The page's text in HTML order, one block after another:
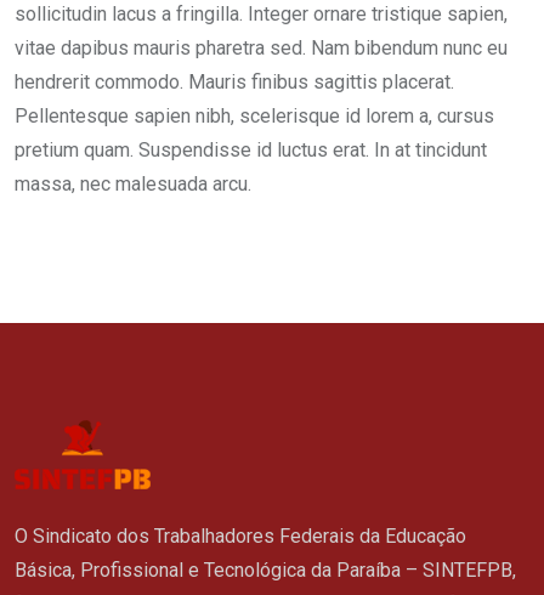
sollicitudin lacus a fringilla. Integer ornare tristique sapien,
vitae dapibus mauris pharetra sed. Nam bibendum nunc eu
hendrerit commodo. Mauris finibus sagittis placerat.
Pellentesque sapien nibh, scelerisque id lorem a, cursus
pretium quam. Suspendisse id luctus erat. In at tincidunt
massa, nec malesuada arcu.
O Sindicato dos Trabalhadores Federais da Educação
Básica, Profissional e Tecnológica da Paraíba – SINTEFPB,